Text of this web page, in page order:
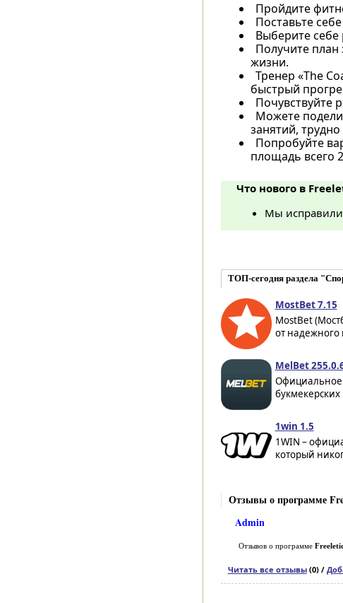
Пройдите
Поставьте
Выберите себе
Получите
жизни.
Тренер «The
быстрый
Почувствуйте
Можете
занятий,
Попробуйте
площадь всего
Что нового в
Мы
ТОП-сегодня раздела
MostBet 7.15
MostBet
от
MelBet
букмекерских
1win 1.5
1WIN –
который
Отзывы о программе
Admin
Отзывов о программе
Читать все отзывы(0) /